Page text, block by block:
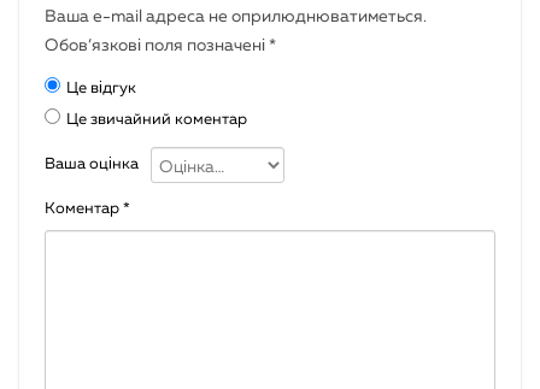
Ваша e-mail адреса не оприлюднюватиметься.
Обов’язкові поля позначені *
Це відгук
Це звичайний коментар
Ваша оцінка
Коментар *